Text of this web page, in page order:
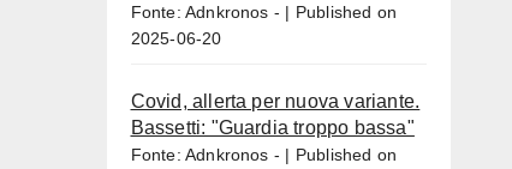
Fonte: Adnkronos -
Published on
2025-06-20
Covid, allerta per nuova variante.
Bassetti: "Guardia troppo bassa"
Fonte: Adnkronos -
Published on